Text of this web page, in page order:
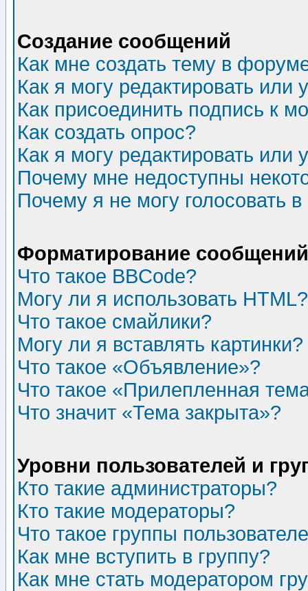
Создание сообщений
Как мне создать тему в
Как я могу редактировать или
Как присоединить подпись к
Как создать опрос?
Как я могу редактировать или
Почему мне недоступны
Почему я не могу голосовать
Форматирование
Что такое BBCode?
Могу ли я использовать HTML?
Что такое смайлики?
Могу ли я вставлять картинки?
Что такое «Объявление»?
Что такое «Прилепленная
Что значит «Тема закрыта»?
Уровни пользователей и
Кто такие администраторы?
Кто такие модераторы?
Что такое группы
Как мне вступить в группу?
Как мне стать модератором